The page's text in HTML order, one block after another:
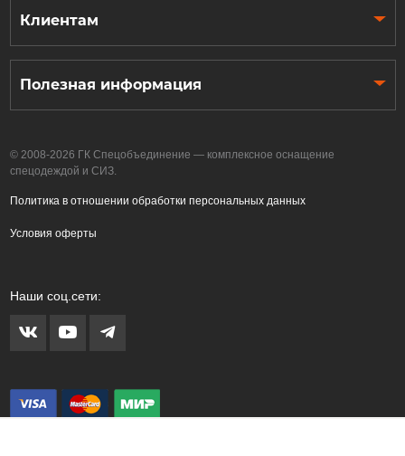
Клиентам
Полезная информация
© 2008-2026 ГК Спецобъединение — комплексное оснащение
спецодеждой и СИЗ.
Политика в отношении обработки персональных данных
Условия оферты
Наши соц.сети: